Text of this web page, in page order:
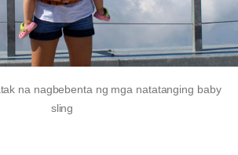
na nagbebenta ng mga natatanging baby
sling